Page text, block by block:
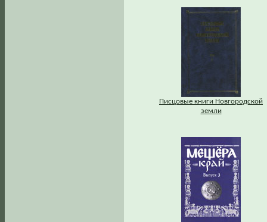
Писцовые книги Новгородской
земли